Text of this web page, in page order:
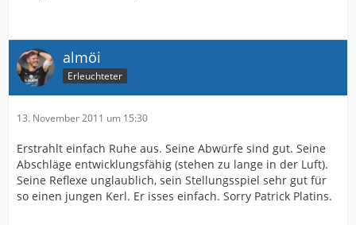
almöi
Erleuchteter
13. November 2011 um 15:30
Erstrahlt einfach Ruhe aus. Seine Abwürfe sind gut. Seine
Abschläge entwicklungsfähig (stehen zu lange in der Luft).
Seine Reflexe unglaublich, sein Stellungsspiel sehr gut für
so einen jungen Kerl. Er isses einfach. Sorry Patrick Platins.